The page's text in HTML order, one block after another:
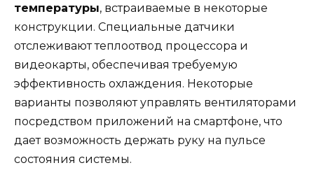
температуры, встраиваемые в некоторые
конструкции. Специальные датчики
отслеживают теплоотвод процессора и
видеокарты, обеспечивая требуемую
эффективность охлаждения. Некоторые
варианты позволяют управлять вентиляторами
посредством приложений на смартфоне, что
дает возможность держать руку на пульсе
состояния системы.